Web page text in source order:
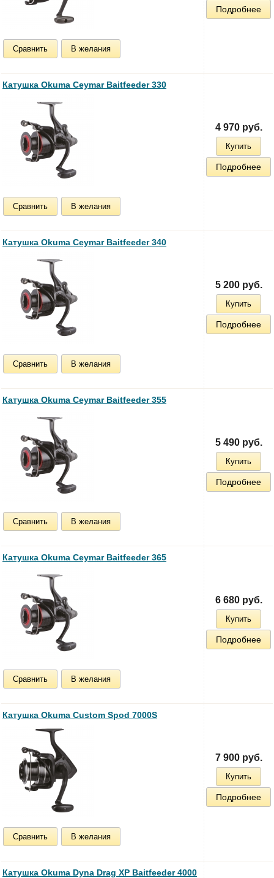
Сравнить В желания
Подробнее
Катушка Okuma Ceymar Baitfeeder 330
Сравнить В желания
4 970 руб.
Купить
Подробнее
Катушка Okuma Ceymar Baitfeeder 340
Сравнить В желания
5 200 руб.
Купить
Подробнее
Катушка Okuma Ceymar Baitfeeder 355
Сравнить В желания
5 490 руб.
Купить
Подробнее
Катушка Okuma Ceymar Baitfeeder 365
Сравнить В желания
6 680 руб.
Купить
Подробнее
Катушка Okuma Custom Spod 7000S
Сравнить В желания
7 900 руб.
Купить
Подробнее
Катушка Okuma Dyna Drag XP Baitfeeder 4000